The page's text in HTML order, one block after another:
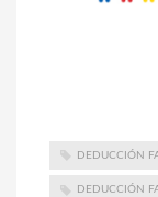
DEDUCCIÓN
DEDUCCIÓN